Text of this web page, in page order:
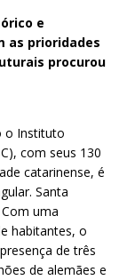
e
as prioridades
procurou
o Instituto
com seus 130
catarinense, é
Santa
uma
habitantes, o
de três
de alemães e